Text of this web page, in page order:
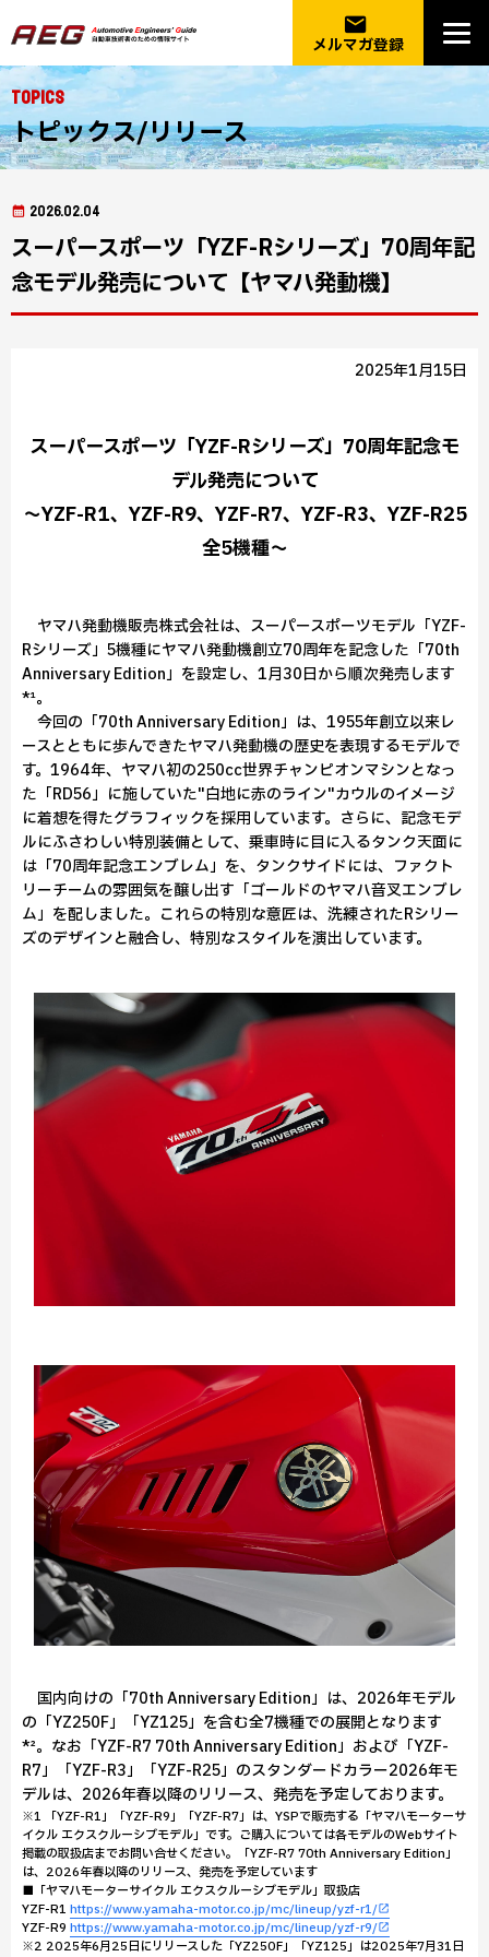
email
メルマガ登録
Topics
トピックス/リリース
2026.02.04
スーパースポーツ「YZF-Rシリーズ」70周年記
念モデル発売について【ヤマハ発動機】
2025年1月15日
スーパースポーツ「YZF-Rシリーズ」70周年記念モ
デル発売について
～YZF-R1、YZF-R9、YZF-R7、YZF-R3、YZF-R25
全5機種～
ヤマハ発動機販売株式会社は、スーパースポーツモデル「YZF-
Rシリーズ」5機種にヤマハ発動機創立70周年を記念した「70th
Anniversary Edition」を設定し、1月30日から順次発売します
*¹。
今回の「70th Anniversary Edition」は、1955年創立以来レ
ースとともに歩んできたヤマハ発動機の歴史を表現するモデルで
す。1964年、ヤマハ初の250cc世界チャンピオンマシンとなっ
た「RD56」に施していた"白地に赤のライン"カウルのイメージ
に着想を得たグラフィックを採用しています。さらに、記念モデ
ルにふさわしい特別装備として、乗車時に目に入るタンク天面に
は「70周年記念エンブレム」を、タンクサイドには、ファクト
リーチームの雰囲気を醸し出す「ゴールドのヤマハ音叉エンブレ
ム」を配しました。これらの特別な意匠は、洗練されたRシリー
ズのデザインと融合し、特別なスタイルを演出しています。
国内向けの「70th Anniversary Edition」は、2026年モデル
の「YZ250F」「YZ125」を含む全7機種での展開となります
*²。なお「YZF-R7 70th Anniversary Edition」および「YZF-
R7」「YZF-R3」「YZF-R25」のスタンダードカラー2026年モ
デルは、2026年春以降のリリース、発売を予定しております。
※1 「YZF-R1」「YZF-R9」「YZF-R7」は、YSPで販売する「ヤマハモーターサ
イクル エクスクルーシブモデル」です。ご購入については各モデルのWebサイト
掲載の取扱店までお問い合せください。「YZF-R7 70th Anniversary Edition」
は、2026年春以降のリリース、発売を予定しています
■「ヤマハモーターサイクル エクスクルーシブモデル」取扱店
YZF-R1 https://www.yamaha-motor.co.jp/mc/lineup/yzf-r1/
YZF-R9 https://www.yamaha-motor.co.jp/mc/lineup/yzf-r9/
※2 2025年6月25日にリリースした「YZ250F」「YZ125」は2025年7月31日